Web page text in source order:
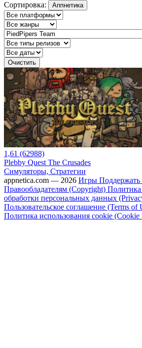
Сортировка:
Аппнетика
Очистить
1,61 (62988)
Plebby Quest The Crusades
Симуляторы, Стратегии
appnetica.com — 2026 Игры Поддержать
Правообладателям (Copyright)
обработки персональных данных
Пользовательское соглашение (Terms of
Политика использования cookie (Cookie